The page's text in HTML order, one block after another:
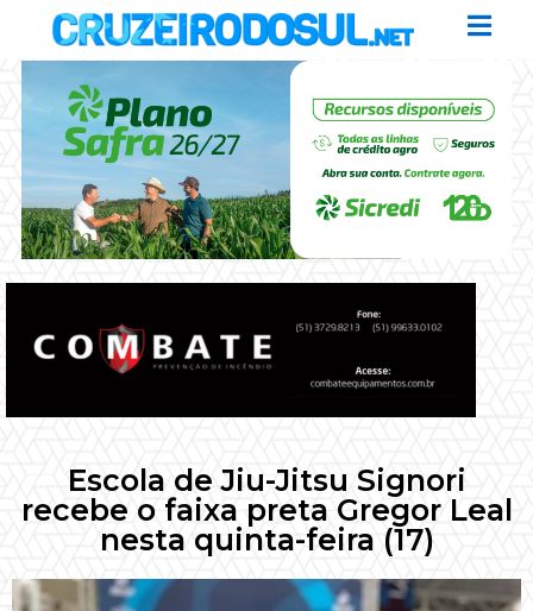
Escola de Jiu-Jitsu Signori
recebe o faixa preta Gregor Leal
nesta quinta-feira (17)